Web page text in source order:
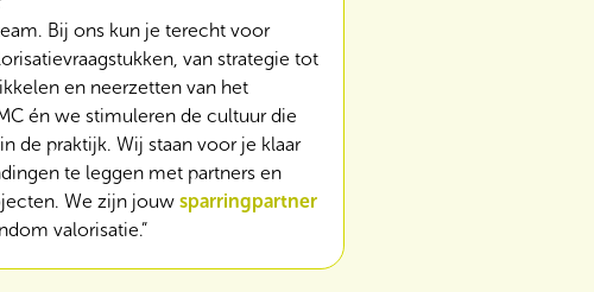
Bij ons kun je terecht voor
van strategie tot
en neerzetten van het
én we stimuleren de cultuur die
de praktijk. Wij staan voor je klaar
te leggen met partners en
We zijn jouw sparringpartner
valorisatie.”